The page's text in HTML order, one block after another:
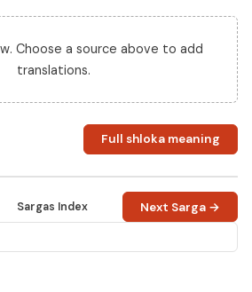
Choose a source above to add
translations.
Full shloka meaning
Sargas Index Next Sarga →